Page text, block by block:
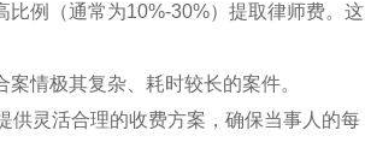
例（通常为10%-30%）提取律师费。这
情极其复杂、耗时较长的案件。
供灵活合理的收费方案，确保当事人的每